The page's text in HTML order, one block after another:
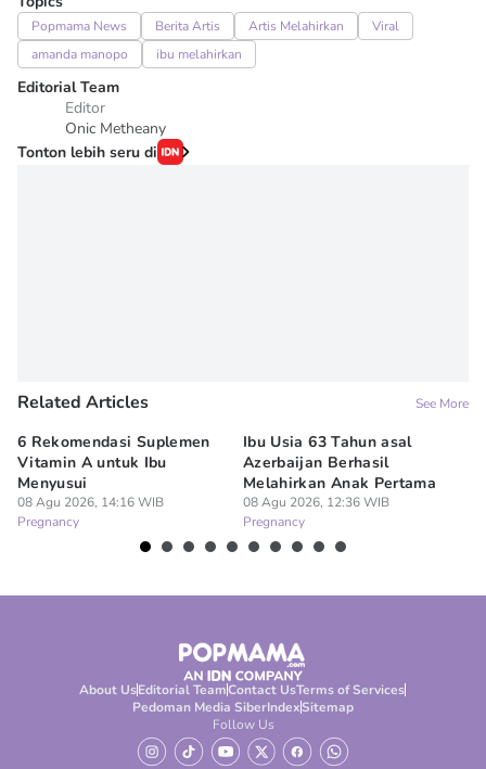
Popmama News Berita Artis Artis Melahirkan
Viral
amanda manopo
ibu melahirkan
Editorial Team
Editor
Onic Metheany
Tonton lebih seru di
Related Articles See More
6 Rekomendasi Suplemen
Vitamin A untuk Ibu
Menyusui
08 Agu 2026, 14:16 WIB
Pregnancy
Ibu Usia 63 Tahun asal
Azerbaijan Berhasil
Melahirkan Anak Pertama
08 Agu 2026, 12:36 WIB
Pregnancy
About UsEditorial TeamContact UsTerms of Services
Pedoman Media SiberIndexSitemap
Follow Us